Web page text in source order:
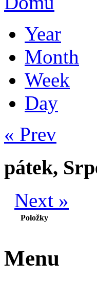
Year
Month
Week
Day
« Prev
pátek,
Next »
Položky
Menu